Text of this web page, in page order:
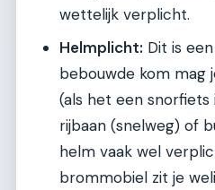
wettelijk verplicht.
Helmplicht: Dit is
bebouwde kom mag
(als het een snorfiets
rijbaan (snelweg) of
helm vaak wel
brommobiel zit je